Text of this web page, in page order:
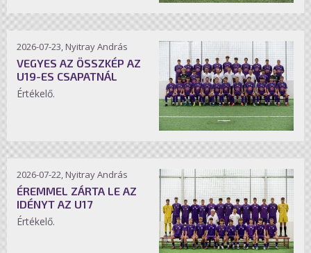
2026-07-23, Nyitray András
VEGYES AZ ÖSSZKÉP AZ
U19-ES CSAPATNÁL
Értékelő.
2026-07-22, Nyitray András
ÉREMMEL ZÁRTA LE AZ
IDÉNYT AZ U17
Értékelő.